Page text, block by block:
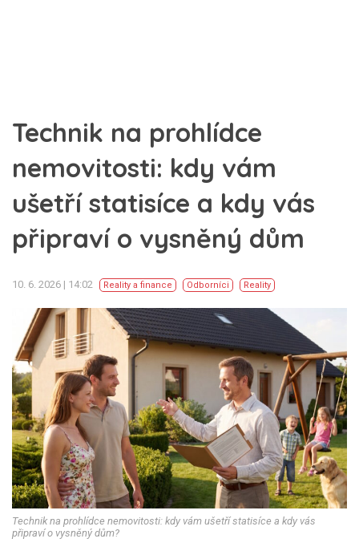
Technik na prohlídce
nemovitosti: kdy vám
ušetří statisíce a kdy vás
připraví o vysněný dům
10. 6. 2026 | 14:02 Reality a finance Odborníci Reality
Technik na prohlídce nemovitosti: kdy vám ušetří statisíce a kdy vás
připraví o vysněný dům?